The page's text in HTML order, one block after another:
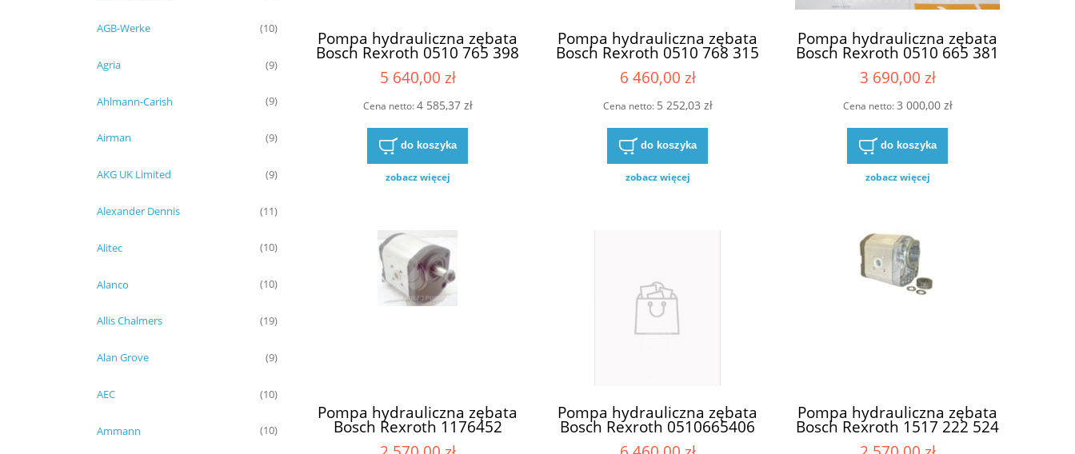
AGB-Werke (10)
Agria (9)
Ahlmann-Carish (9)
Airman (9)
AKG UK Limited (9)
Alexander Dennis (11)
Alitec (10)
Alanco (10)
Allis Chalmers (19)
Alan Grove (9)
AEC (10)
Ammann (10)
Pompa hydrauliczna zębata
Bosch Rexroth 0510 765 398
0510765398 0510-765-398
0510/765/398
5 640,00 zł
Cena netto:4 585,37 zł
do koszyka
zobacz więcej
Pompa hydrauliczna zębata
Bosch Rexroth 0510 768 315
0510768315 0510-768-315
0510/768/315
6 460,00 zł
Cena netto: 5 252,03 zł
do koszyka
zobacz więcej
Pompa hydrauliczna zębata
Bosch Rexroth 0510 665 381
0510665381 0510-665-381
0510/665/381 0510 665 341
0510665341 0510-665-341
0510/665/341 0510 665 366
0510665366 0510-665-366
0510/665/366
3 690,00 zł
Cena netto:3 000,00 zł
do koszyka
zobacz więcej
Pompa hydrauliczna zębata
Bosch Rexroth 1176452
0510615318 0510 615 318
Pompa hydrauliczna zębata
Bosch Rexroth 0510665406
0510 665 406 0510/665/406
Pompa hydrauliczna zębata
Bosch Rexroth 1517 222 524
1517222524 1517-222-524